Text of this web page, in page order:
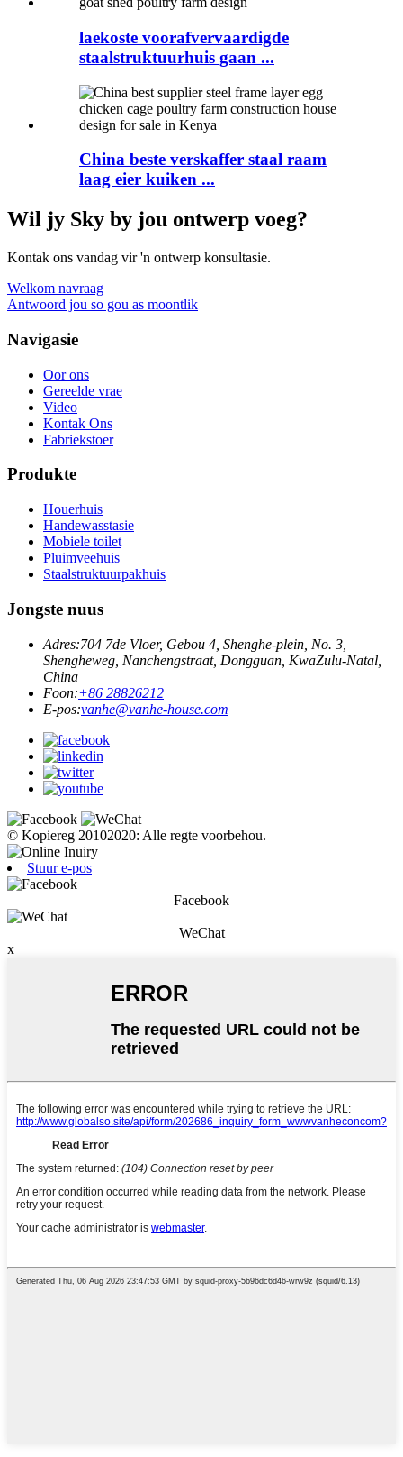
laekoste voorafvervaardigde
staalstruktuurhuis gaan ...
China beste verskaffer staal raam
laag eier kuiken ...
Wil jy Sky by jou ontwerp voeg?
Kontak ons ​​vandag vir 'n ontwerp konsultasie.
Welkom navraag
Antwoord jou so gou as moontlik
Navigasie
Oor ons
Gereelde vrae
Video
Kontak Ons
Fabriekstoer
Produkte
Houerhuis
Handewasstasie
Mobiele toilet
Pluimveehuis
Staalstruktuurpakhuis
Jongste nuus
Adres:704 7de Vloer, Gebou 4, Shenghe-plein, No. 3,
Shengheweg, Nanchengstraat, Dongguan, KwaZulu-Natal,
China
Foon:+86 28826212
E-pos:vanhe@vanhe-house.com
© Kopiereg 20102020: Alle regte voorbehou.
Stuur e-pos
Facebook
WeChat
x